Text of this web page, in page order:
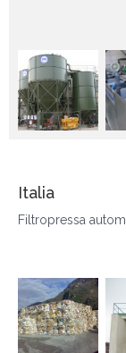
Italia
Filtropressa